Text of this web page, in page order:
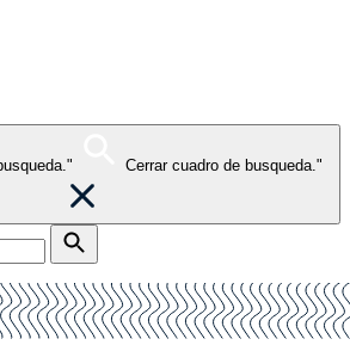
Cerrar cuadro de busqueda."